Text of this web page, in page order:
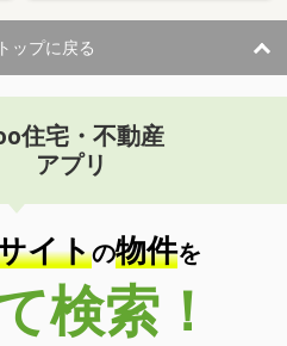
ップに戻る
住宅・不動産
アプリ
イトの物件を
検索！